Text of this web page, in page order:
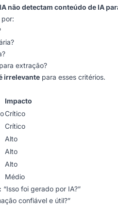
não detectam conteúdo de IA
por:
extração?
irrelevante para esses critérios.
Impacto
Crítico
Crítico
Alto
Alto
Alto
Médio
“Isso foi gerado por IA?”
confiável e útil?”